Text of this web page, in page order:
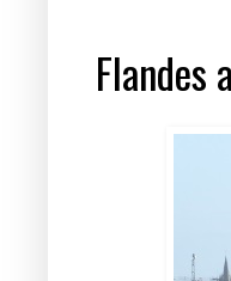
Flandes